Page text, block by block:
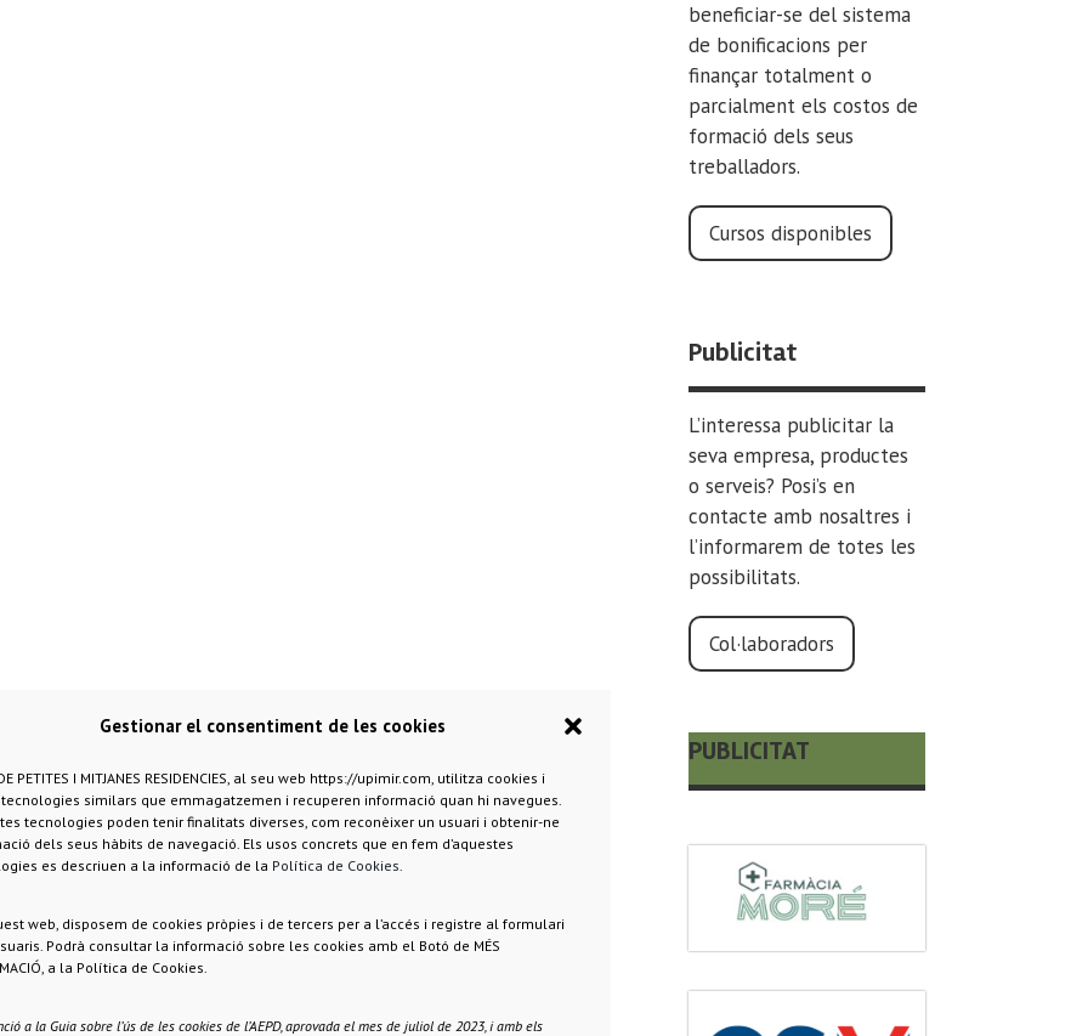
Gestionar el consentiment de les cookies
PETITES I MITJANES RESIDENCIES, al seu web https://upimir.com, utilitza cookies i
similars que emmagatzemen i recuperen informació quan hi navegues.
tecnologies poden tenir finalitats diverses, com reconèixer un usuari i obtenir-ne
dels seus hàbits de navegació. Els usos concrets que en fem d’aquestes
es descriuen a la informació de la Política de Cookies.
web, disposem de cookies pròpies i de tercers per a l’accés i registre al formulari
Podrà consultar la informació sobre les cookies amb el Botó de MÉS
a la Política de Cookies.
a la Guia sobre l’ús de les cookies de l’AEPD, aprovada el mes de juliol de 2023, i amb els
beneficiar-se del sistema
de bonificacions per
finançar totalment o
parcialment els costos de
formació dels seus
treballadors.
Cursos disponibles
Publicitat
L’interessa publicitar la
seva empresa, productes
o serveis? Posi’s en
contacte amb nosaltres i
l’informarem de totes les
possibilitats.
Col·laboradors
PUBLICITAT